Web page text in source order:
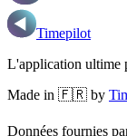
Timepilot
L'application ultime
Made in 🇫🇷 by
Données fournies